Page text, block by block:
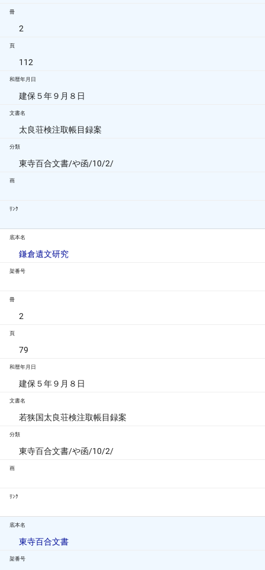
冊
2
頁
112
和暦年月日
建保５年９月８日
文書名
太良荘検注取帳目録案
分類
東寺百合文書/や函/10/2/
画
ﾘﾝｸ
底本名
鎌倉遺文研究
架番号
冊
2
頁
79
和暦年月日
建保５年９月８日
文書名
若狭国太良荘検注取帳目録案
分類
東寺百合文書/や函/10/2/
画
ﾘﾝｸ
底本名
東寺百合文書
架番号